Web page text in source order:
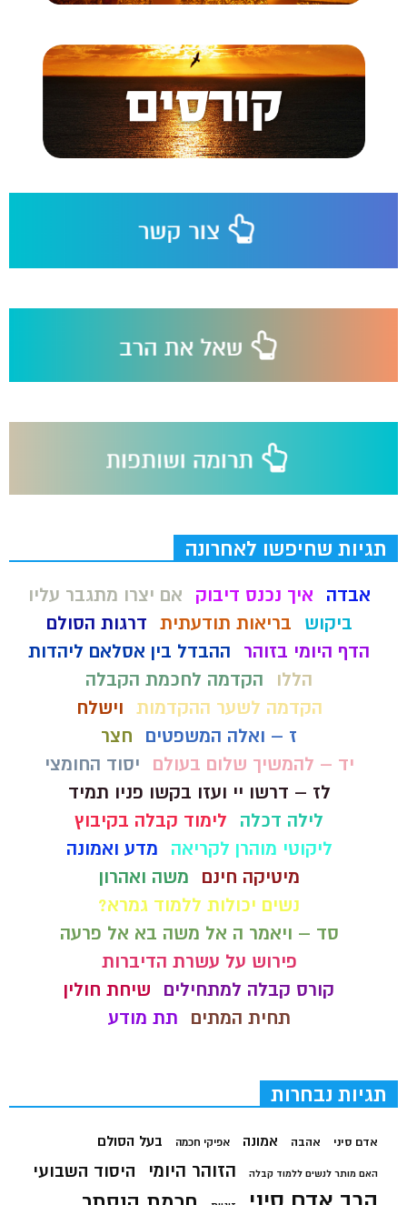
תגיות שחיפשו לאחרונה
אבדה איך נכנס דיבוק
אם יצרו מתגבר עליו
ביקוש
בריאות תודעתית דרגות הסולם
הדף היומי בזוהר
ההבדל בין אסלאם ליהדות
הללו
הקדמה לחכמת הקבלה
הקדמה לשער ההקדמות וישלח
ז – ואלה המשפטים
חצר
יד – להמשיך שלום בעולם
יסוד החומצי
לז – דרשו יי ועזו בקשו פניו תמיד
לילה דכלה
לימוד קבלה בקיבוץ
ליקוטי מוהרן לקריאה
מדע ואמונה
מיטיקה חינם
משה ואהרון
נשים יכולות ללמוד גמרא?
סד – ויאמר ה אל משה בא אל פרעה
פירוש על עשרת הדיברות
קורס קבלה למתחילים
שיחת חולין
תחית המתים
תת מודע
תגיות נבחרות
אדם סיני אהבה אמונה אפיקי חכמה בעל הסולם
האם מותר לנשים ללמוד קבלה הזוהר היומי היסוד השבועי